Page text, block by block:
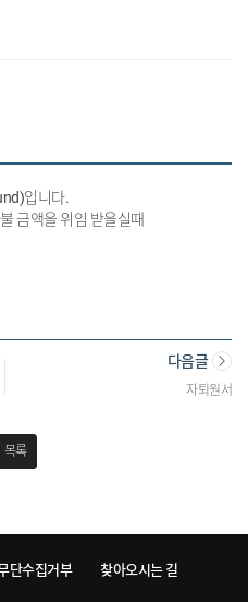
입니다.
금액을 위임 받을실때
다음글
자퇴원서
목록
단수집거부 찾아오시는 길